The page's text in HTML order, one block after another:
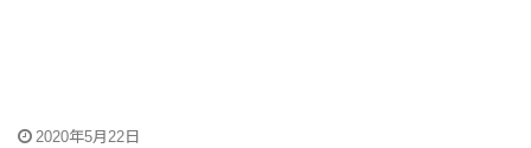
2020年5月22日